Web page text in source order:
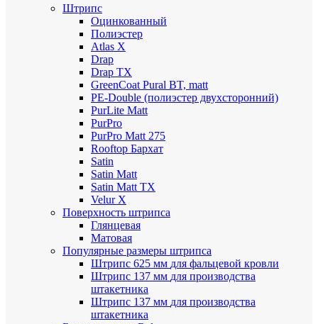
Штрипс
Оцинкованный
Полиэстер
Atlas X
Drap
Drap TX
GreenCoat Pural BT, matt
PE-Double (полиэстер двухсторонний)
PurLite Мatt
PurPro
PurPro Matt 275
Rooftop Бархат
Satin
Satin Мatt
Satin Matt TX
Velur X
Поверхность штрипса
Глянцевая
Матовая
Популярные размеры штрипса
Штрипс 625 мм для фальцевой кровли
Штрипс 137 мм для производства
штакетника
Штрипс 137 мм для производства
штакетника